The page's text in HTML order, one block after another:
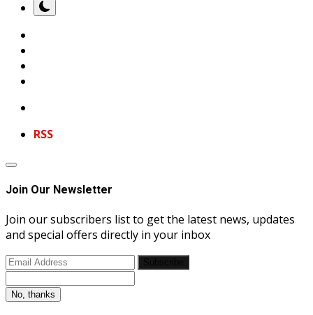
RSS
Join Our Newsletter
Join our subscribers list to get the latest news, updates
and special offers directly in your inbox
No, thanks